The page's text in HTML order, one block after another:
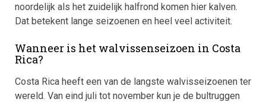
noordelijk als het zuidelijk halfrond komen hier kalven.
Dat betekent lange seizoenen en heel veel activiteit.
Wanneer is het walvissenseizoen in Costa
Rica?
Costa Rica heeft een van de langste walvisseizoenen ter
wereld. Van eind juli tot november kun je de bultruggen